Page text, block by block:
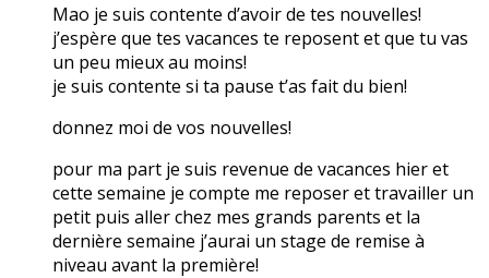
Mao je suis contente d’avoir de tes nouvelles!
j’espère que tes vacances te reposent et que tu vas
un peu mieux au moins!
je suis contente si ta pause t’as fait du bien!
donnez moi de vos nouvelles!
pour ma part je suis revenue de vacances hier et
cette semaine je compte me reposer et travailler un
petit puis aller chez mes grands parents et la
dernière semaine j’aurai un stage de remise à
niveau avant la première!